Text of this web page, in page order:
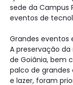
sede da Campus
eventos de
Grandes eventos
A preservação
de Goiânia, bem
palco de
e lazer, foram